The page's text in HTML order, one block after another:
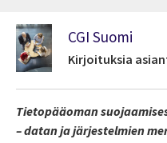
CGI Suomi
Kirjoituksia
Tietopääoman
– datan ja järjestelmien